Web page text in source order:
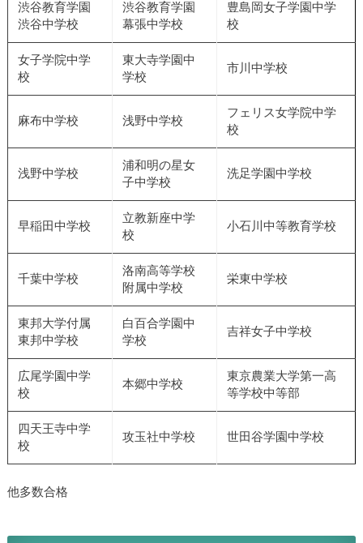
渋谷教育学園
渋谷中学校
渋谷教育学園
幕張中学校
豊島岡女子学園中学
校
女子学院中学
校
東大寺学園中
学校
市川中学校
麻布中学校 浅野中学校
フェリス女学院中学
校
浅野中学校
浦和明の星女
子中学校
洗足学園中学校
早稲田中学校
立教新座中学
校
小石川中等教育学校
千葉中学校
洛南高等学校
附属中学校
栄東中学校
東邦大学付属
東邦中学校
白百合学園中
学校
吉祥女子中学校
広尾学園中学
校
本郷中学校
東京農業大学第一高
等学校中等部
四天王寺中学
校
攻玉社中学校 世田谷学園中学校
他多数合格